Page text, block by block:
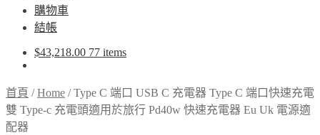
購物車
結帳
$43,218.00 77 items
首頁 /Home /Type C 端口 USB C 充電器 Type C 端口快速充電
雙 Type-c 充電頭適用於旅行 Pd40w 快速充電器 Eu Uk 電源適
配器